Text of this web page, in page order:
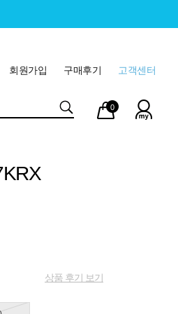
고객센터
구매후기
회원가입
마이
페이
장바
구니
0
상품 후기 보기